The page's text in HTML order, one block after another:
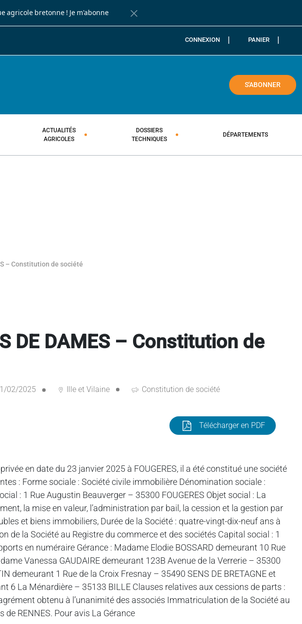
agricole bretonne ! Je m'abonne
Fermer la barre de notification
CONNEXION PANIER
S'ABONNER
ACTUALITÉS
AGRICOLES
DOSSIERS
TECHNIQUES
DÉPARTEMENTS
– Constitution de société
DE DAMES – Constitution de
02/2025 Ille et Vilaine Constitution de société
Télécharger en PDF
en date du 23 janvier 2025 à FOUGERES, il a été constitué une société
: Forme sociale : Société civile immobilière Dénomination sociale :
: 1 Rue Augustin Beauverger – 35300 FOUGERES Objet social : La
la mise en valeur, l’administration par bail, la cession et la gestion par
et biens immobiliers, Durée de la Société : quatre-vingt-dix-neuf ans à
de la Société au Registre du commerce et des sociétés Capital social : 1
en numéraire Gérance : Madame Elodie BOSSARD demeurant 10 Rue
Vanessa GAUDAIRE demeurant 123B Avenue de la Verrerie – 35300
demeurant 1 Rue de la Croix Fresnay – 35490 SENS DE BRETAGNE et
6 La Ménardière – 35133 BILLE Clauses relatives aux cessions de parts :
obtenu à l’unanimité des associés Immatriculation de la Société au
RENNES. Pour avis La Gérance